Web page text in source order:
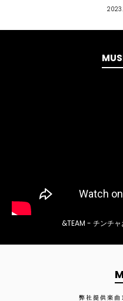
&TEAM - チンチ
弊社提供楽曲 1